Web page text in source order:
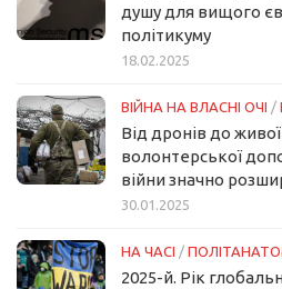
душу для вищого
політикуму
18.02.2025
ВІЙНА НА ВЛАСНІ ОЧІ /
Від дронів до
волонтерської
війни значно
30.01.2025
НА ЧАСІ /
2025-й. Рік